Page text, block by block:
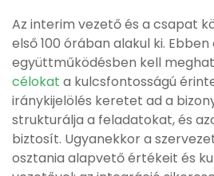
Az interim vezető és a csapat
első 100 órában alakul ki.
együttműködésben kell
célokat a kulcsfontosságú
iránykijelölés keretet ad a
strukturálja a feladatokat, és
biztosít. Ugyanekkor a
osztania alapvető értékeit és